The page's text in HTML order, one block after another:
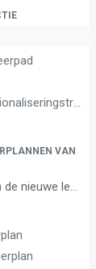
VAN
van de derde graad